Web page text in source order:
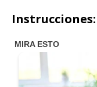
Instrucciones: